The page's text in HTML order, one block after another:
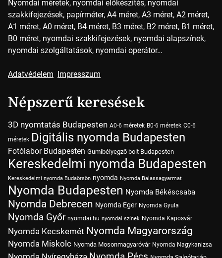
Nyomdai méretek, nyomdai előkészítés, nyomdai
szakkifejezések, papírméter, A4 méret, A3 méret, A2 méret,
A1 méret, A0 méret, B4 méret, B3 méret, B2 méret, B1 méret,
B0 méret, nyomdai szakkifejezések, nyomdai alapszínek,
nyomdai szolgáltatások, nyomdai operátor…
Adatvédelem Impresszum
Népszerű keresések
3D nyomtatás Budapesten A0-6 méretek B0-6 méretek C0-6
méretek Digitális nyomda Budapesten
Fotólabor Budapesten Gumibélyegző bolt Budapesten
Kereskedelmi nyomda Budapesten
Kereskedelmi nyomda Budaörsön nyomda Nyomda Balassagyarmat
Nyomda Budapesten Nyomda Békéscsaba
Nyomda Debrecen Nyomda Eger Nyomda Gyula
Nyomda Győr nyomdai.hu nyomdai színek Nyomda Kaposvár
Nyomda Kecskemét Nyomda Magyarország
Nyomda Miskolc Nyomda Mosonmagyaróvár Nyomda Nagykanizsa